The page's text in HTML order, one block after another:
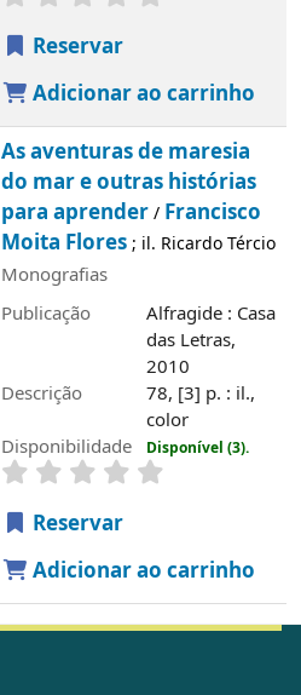
Reservar
Adicionar ao carrinho
As aventuras de maresia
do mar e outras histórias
para aprender/ Francisco
Moita Flores; il. Ricardo Tércio
Monografias
Publicação
Alfragide : Casa
das Letras,
2010
Descrição
78, [3] p. : il.,
color
Disponibilidade
Disponível (3).
Reservar
Adicionar ao carrinho